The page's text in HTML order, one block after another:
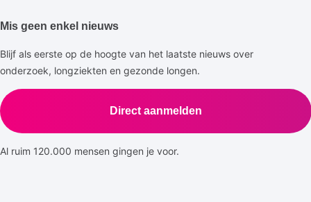
Mis geen enkel nieuws
Blijf als eerste op de hoogte van het laatste nieuws over
onderzoek, longziekten en gezonde longen.
Direct aanmelden
Al ruim 120.000 mensen gingen je voor.